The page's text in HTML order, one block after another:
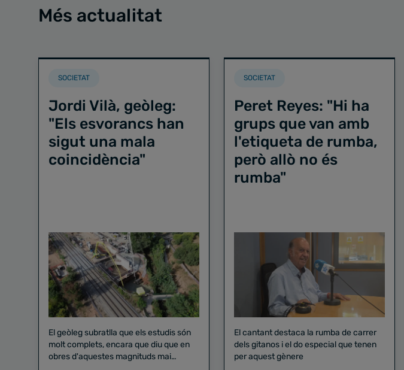
Més actualitat
SOCIETAT
Jordi Vilà, geòleg:
"Els esvorancs han
sigut una mala
coincidència"
El geòleg subratlla que els estudis són
molt complets, encara que diu que en
obres d'aquestes magnituds mai
SOCIETAT
Peret Reyes: "Hi ha
grups que van amb
l'etiqueta de rumba,
però allò no és
rumba"
El cantant destaca la rumba de carrer
dels gitanos i el do especial que tenen
per aquest gènere